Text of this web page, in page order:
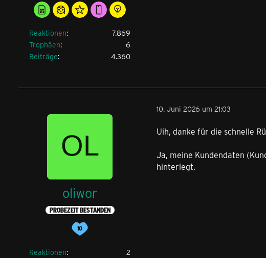
Reaktionen
7.869
Trophäen
6
Beiträge
4.360
oliwor
PROBEZEIT BESTANDEN
Reaktionen
2
10. Juni 2026 um 21:03
Uih, danke für die schnelle
Ja, meine Kundendaten
hinterlegt.